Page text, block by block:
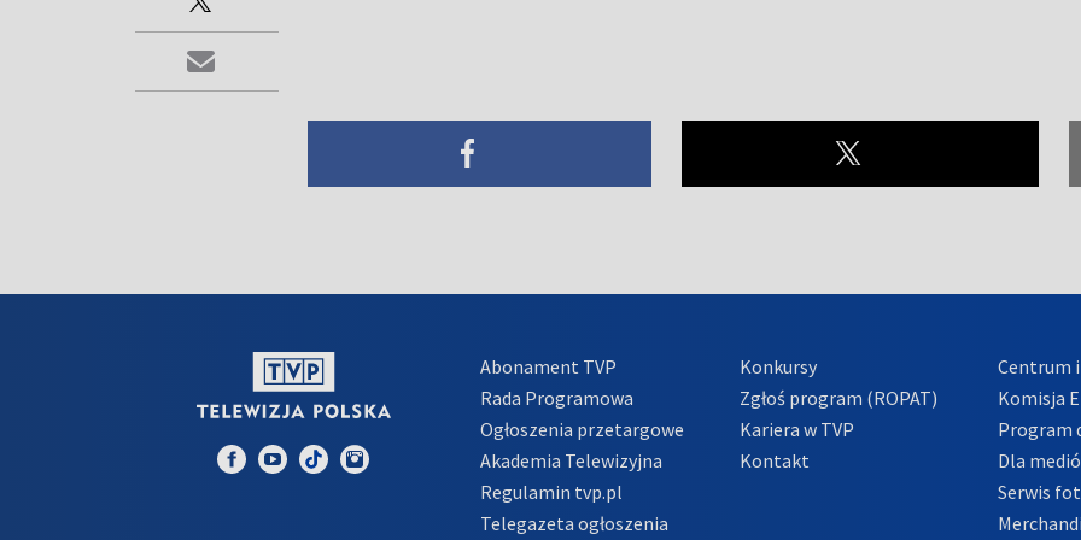
Abonament TVP
Rada Programowa
Ogłoszenia przetargowe
Akademia Telewizyjna
Regulamin tvp.pl
Telegazeta ogłoszenia
Konkursy
Zgłoś program (ROPAT)
Kariera w TVP
Kontakt
Centrum
Komisja
Program
Dla
Serwis